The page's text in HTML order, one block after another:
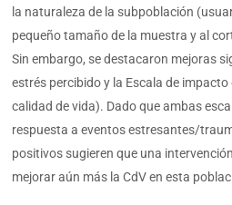
la naturaleza de la subpoblación
pequeño tamaño de la muestra y al
Sin embargo, se destacaron mejoras
estrés percibido y la Escala de
calidad de vida). Dado que ambas
respuesta a eventos estresantes/
positivos sugieren que una
mejorar aún más la CdV en esta